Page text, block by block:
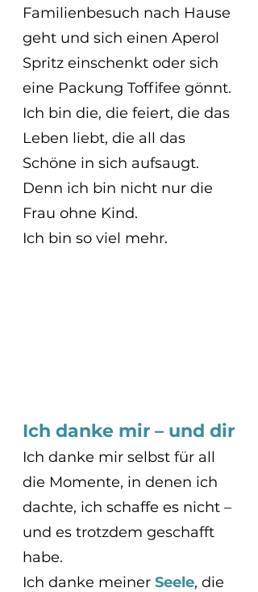
Familienbesuch nach Hause
geht und sich einen Aperol
Spritz einschenkt oder sich
eine Packung Toffifee gönnt.
Ich bin die, die feiert, die das
Leben liebt, die all das
Schöne in sich aufsaugt.
Denn ich bin nicht nur die
Frau ohne Kind.
Ich bin so viel mehr.
Ich danke mir – und dir
Ich danke mir selbst für all
die Momente, in denen ich
dachte, ich schaffe es nicht –
und es trotzdem geschafft
habe.
Ich danke meiner Seele, die